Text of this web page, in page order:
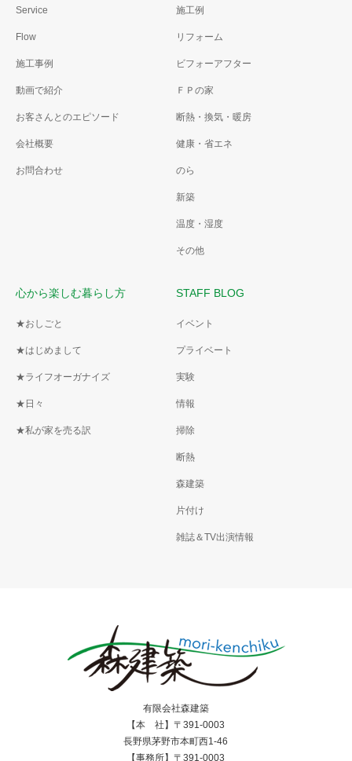
Service
Flow
施工事例
動画で紹介
お客さんとのエピソード
会社概要
お問合わせ
施工例
リフォーム
ビフォーアフター
ＦＰの家
断熱・換気・暖房
健康・省エネ
のら
新築
温度・湿度
その他
心から楽しむ暮らし方
★おしごと
★はじめまして
★ライフオーガナイズ
★日々
★私が家を売る訳
STAFF BLOG
イベント
プライベート
実験
情報
掃除
断熱
森建築
片付け
雑誌＆TV出演情報
有限会社森建築
【本 社】〒391-0003
長野県茅野市本町西1-46
【事務所】〒391-0003